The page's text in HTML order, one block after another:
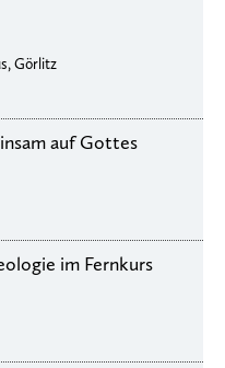
Görlitz
auf Gottes
im Fernkurs